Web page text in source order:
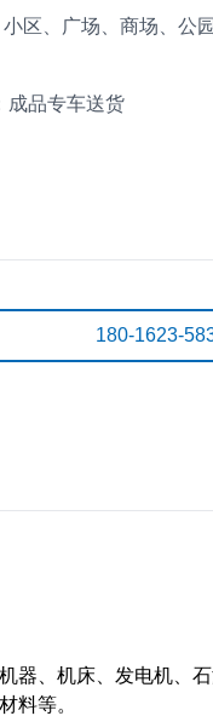
、广场、商场、公
品专车送货
180-1623-
、机床、发电机、石
料等。